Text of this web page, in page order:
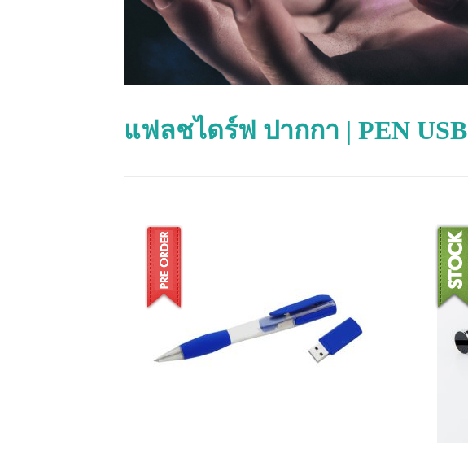
แฟลชไดร์ฟ ปากกา | PEN USB